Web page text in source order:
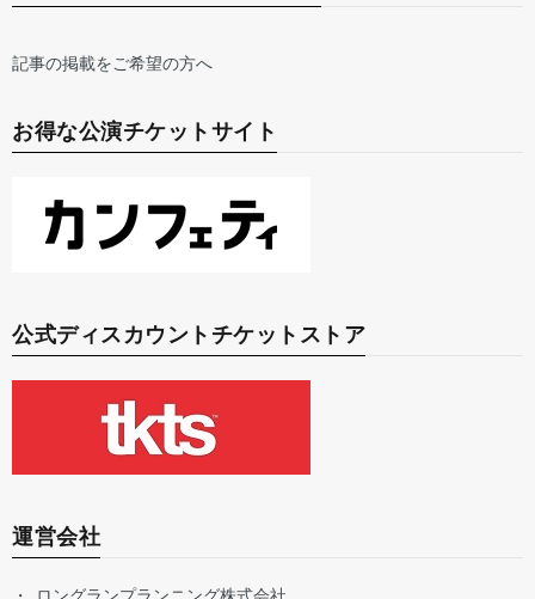
記事の掲載をご希望の方へ
お得な公演チケットサイト
公式ディスカウントチケットストア
運営会社